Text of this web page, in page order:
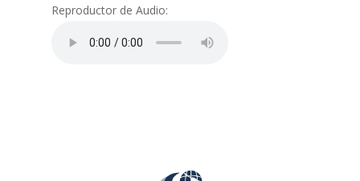
Reproductor de Audio: